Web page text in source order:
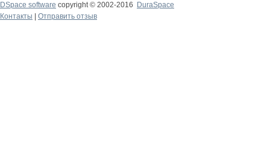
DSpace software copyright © 2002-2016
DuraSpace
Контакты
Отправить отзыв